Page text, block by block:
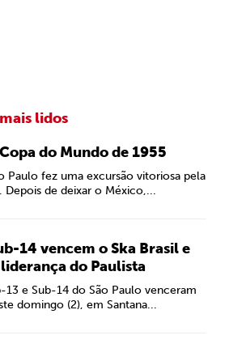
lidos
do Mundo de 1955
Paulo fez uma excursão vitoriosa pela
Depois de deixar o México,...
14 vencem o Ska Brasil e
do Paulista
13 e Sub-14 do São Paulo venceram
domingo (2), em Santana...